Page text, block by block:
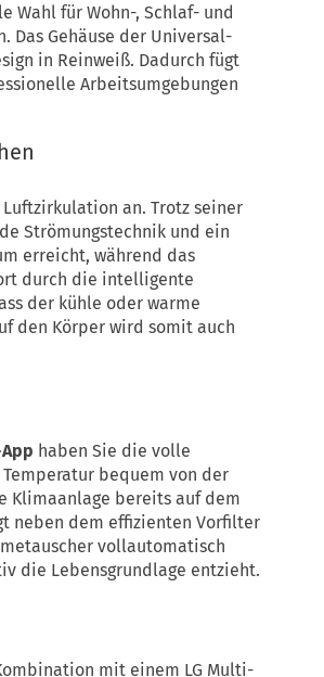
Wahl für Wohn-, Schlaf- und
Gehäuse der Universal-
in Reinweiß. Dadurch fügt
Arbeitsumgebungen
an. Trotz seiner
Strömungstechnik und ein
erreicht, während das
durch die intelligente
der kühle oder warme
den Körper wird somit auch
haben Sie die volle
bequem von der
Klimaanlage bereits auf dem
neben dem effizienten Vorfilter
vollautomatisch
die Lebensgrundlage entzieht.
mit einem LG Multi-